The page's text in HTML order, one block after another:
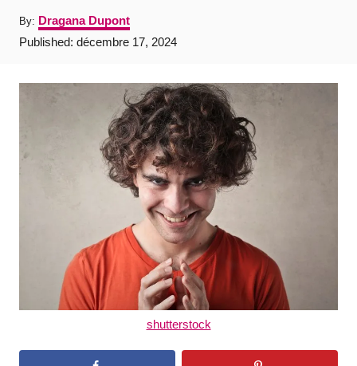
By: A
u
t
o
Dragana Dupont
P
Published: décembre 17, 2024
shutterstock